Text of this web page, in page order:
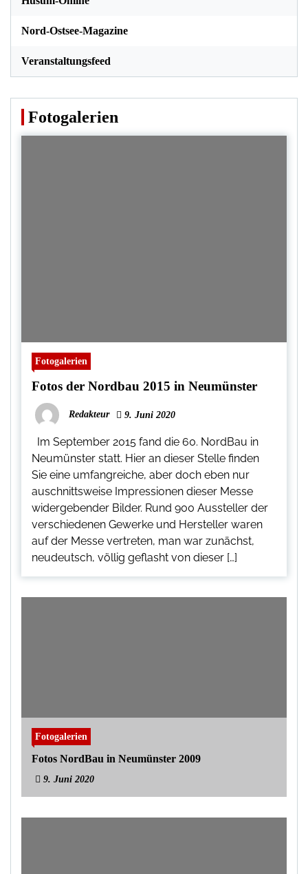
Nord-Ostsee-Magazine
Veranstaltungsfeed
Fotogalerien
Fotogalerien
Fotos der Nordbau 2015 in Neumünster
Redakteur 9. Juni 2020
Im September 2015 fand die 60. NordBau in
Neumünster statt. Hier an dieser Stelle finden
Sie eine umfangreiche, aber doch eben nur
auschnittsweise Impressionen dieser Messe
widergebender Bilder. Rund 900 Aussteller der
verschiedenen Gewerke und Hersteller waren
auf der Messe vertreten, man war zunächst,
neudeutsch, völlig geflasht von dieser […]
Fotogalerien
Fotos NordBau in Neumünster 2009
9. Juni 2020